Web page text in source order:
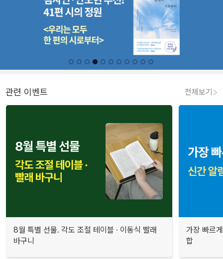
관련 이벤트 전체보기
8월 특별 선물. 각도 조절 테이블 · 이동식 빨래
바구니
가장 빠르
합